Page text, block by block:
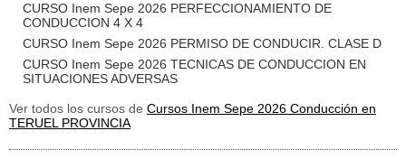
CURSO Inem Sepe 2026 PERFECCIONAMIENTO DE
CONDUCCION 4 X 4
CURSO Inem Sepe 2026 PERMISO DE CONDUCIR. CLASE D
CURSO Inem Sepe 2026 TECNICAS DE CONDUCCION EN
SITUACIONES ADVERSAS
Ver todos los cursos de Cursos Inem Sepe 2026 Conducción en
TERUEL PROVINCIA